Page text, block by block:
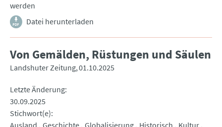
werden
Datei herunterladen
Von Gemälden, Rüstungen und Säulen
Landshuter Zeitung 01.10.2025
Letzte Änderung
30.09.2025
Stichwort(e)